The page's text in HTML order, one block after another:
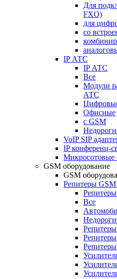
Для
FXO)
для
со
IP АТС
IP АТС
Все
Модули
АТС
Офисные
с GSM
VoIP SIP
IP конференц-
Микросотовые
GSM оборудование
GSM
Репитеры
Все
Репитеры